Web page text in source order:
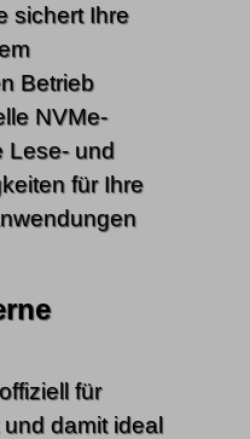
sichert Ihre
Betrieb
NVMe-
Lese- und
für Ihre
für
damit ideal